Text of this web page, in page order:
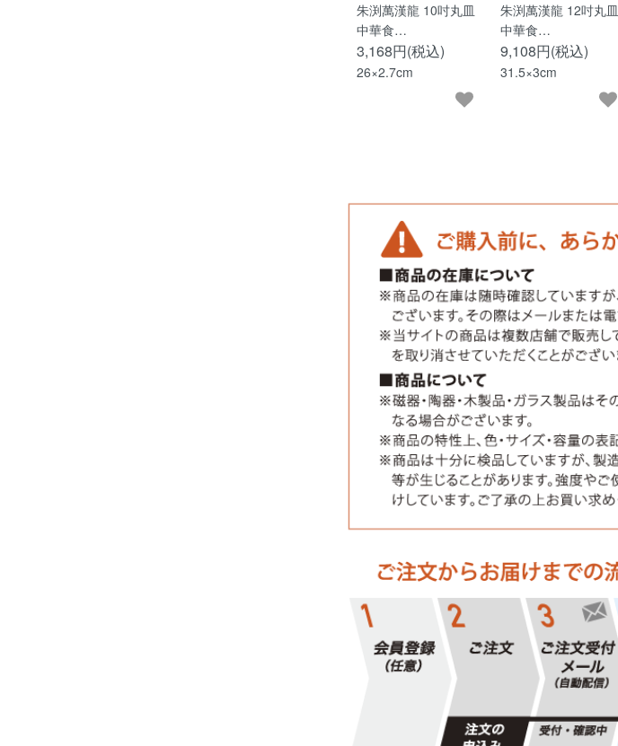
朱渕萬漢龍 10吋丸皿
中華食…
3,168円(税込)
26×2.7cm
朱渕萬漢龍 12吋丸皿
中華食…
9,108円(税込)
31.5×3cm